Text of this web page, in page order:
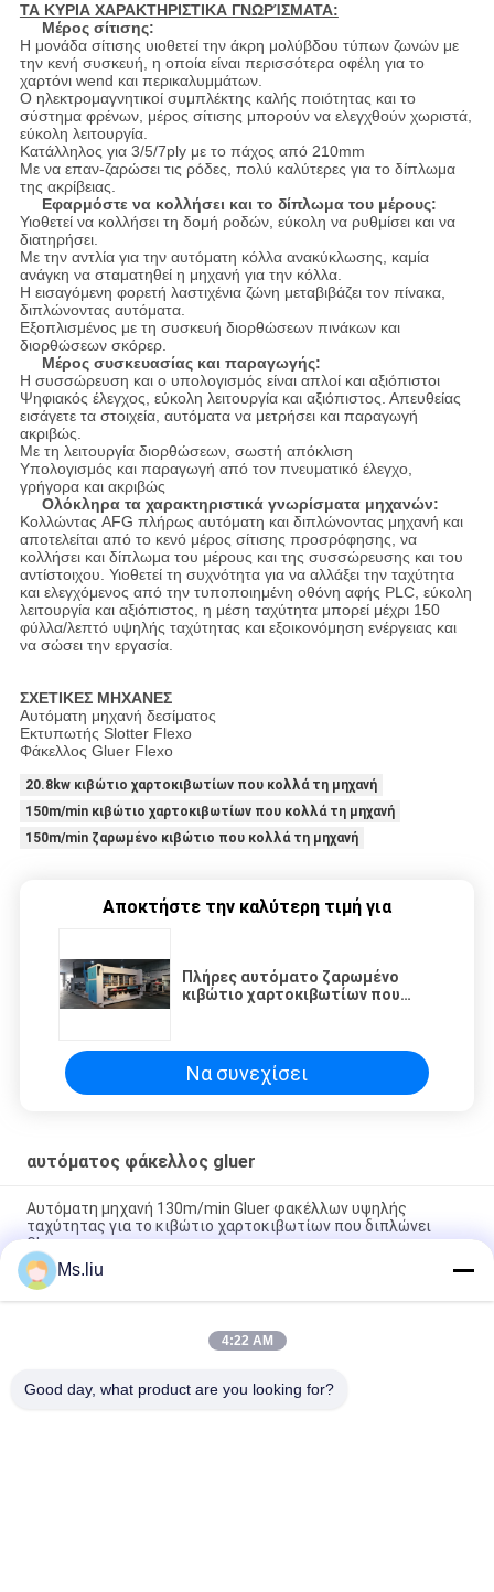
ΤΑ ΚΥΡΙΑ ΧΑΡΑΚΤΗΡΙΣΤΙΚΑ ΓΝΩΡΊΣΜΑΤΑ:
Μέρος σίτισης:
Η μονάδα σίτισης υιοθετεί την άκρη μολύβδου τύπων ζωνών με
την κενή συσκευή, η οποία είναι περισσότερα οφέλη για το
χαρτόνι wend και περικαλυμμάτων.
Ο ηλεκτρομαγνητικοί συμπλέκτης καλής ποιότητας και το
σύστημα φρένων, μέρος σίτισης μπορούν να ελεγχθούν χωριστά,
εύκολη λειτουργία.
Κατάλληλος για 3/5/7ply με το πάχος από 210mm
Με να επαν-ζαρώσει τις ρόδες, πολύ καλύτερες για το δίπλωμα
της ακρίβειας.
Εφαρμόστε να κολλήσει και το δίπλωμα του μέρους:
Υιοθετεί να κολλήσει τη δομή ροδών, εύκολη να ρυθμίσει και να
διατηρήσει.
Με την αντλία για την αυτόματη κόλλα ανακύκλωσης, καμία
ανάγκη να σταματηθεί η μηχανή για την κόλλα.
Η εισαγόμενη φορετή λαστιχένια ζώνη μεταβιβάζει τον πίνακα,
διπλώνοντας αυτόματα.
Εξοπλισμένος με τη συσκευή διορθώσεων πινάκων και
διορθώσεων σκόρερ.
Μέρος συσκευασίας και παραγωγής:
Η συσσώρευση και ο υπολογισμός είναι απλοί και αξιόπιστοι
Ψηφιακός έλεγχος, εύκολη λειτουργία και αξιόπιστος. Απευθείας
εισάγετε τα στοιχεία, αυτόματα να μετρήσει και παραγωγή
ακριβώς.
Με τη λειτουργία διορθώσεων, σωστή απόκλιση
Υπολογισμός και παραγωγή από τον πνευματικό έλεγχο,
γρήγορα και ακριβώς
Ολόκληρα τα χαρακτηριστικά γνωρίσματα μηχανών:
Κολλώντας AFG πλήρως αυτόματη και διπλώνοντας μηχανή και
αποτελείται από το κενό μέρος σίτισης προσρόφησης, να
κολλήσει και δίπλωμα του μέρους και της συσσώρευσης και του
αντίστοιχου. Υιοθετεί τη συχνότητα για να αλλάξει την ταχύτητα
και ελεγχόμενος από την τυποποιημένη οθόνη αφής PLC, εύκολη
λειτουργία και αξιόπιστος, η μέση ταχύτητα μπορεί μέχρι 150
φύλλα/λεπτό υψηλής ταχύτητας και εξοικονόμηση ενέργειας και
να σώσει την εργασία.
ΣΧΕΤΙΚΕΣ ΜΗΧΑΝΕΣ
Αυτόματη μηχανή δεσίματος
Εκτυπωτής Slotter Flexo
Φάκελλος Gluer Flexo
20.8kw κιβώτιο χαρτοκιβωτίων που κολλά τη μηχανή
150m/min κιβώτιο χαρτοκιβωτίων που κολλά τη μηχανή
150m/min ζαρωμένο κιβώτιο που κολλά τη μηχανή
Αποκτήστε την καλύτερη τιμή για
Πλήρες αυτόματο ζαρωμένο
κιβώτιο χαρτοκιβωτίων που
Να συνεχίσει
αυτόματος φάκελλος gluer
Αυτόματη μηχανή 130m/min Gluer φακέλλων υψηλής
ταχύτητας για το κιβώτιο χαρτοκιβωτίων που διπλώνει
Gluer
Ημι αυτόματη μηχανή Gluer φακέλλων/ανώμαλο κιβώτιο
χαρτοκιβωτίων που διπλώνει τη μηχανή 1000KG
45m/Min ημι αυτόματη να κολλήσει μηχανή, αυτόματη
Ms.liu
4:22 AM
Good day, what product are you looking for?